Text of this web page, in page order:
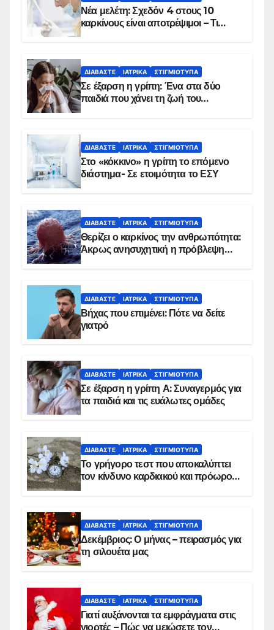
Νέα μελέτη: Σχεδόν 4 στους 10
καρκίνους είναι αποτρέψιμοι – Τι
ΔΙΑΒΆΣΤΕ ΙΑΤΡΙΚΆ ΣΤΙΓΜΙΌΤΥΠΑ
Σε έξαρση η γρίπη: Ένα στα δύο
παιδιά που χάνει τη ζωή του
ΔΙΑΒΆΣΤΕ ΙΑΤΡΙΚΆ ΣΤΙΓΜΙΌΤΥΠΑ
Στο «κόκκινο» η γρίπη το επόμενο
διάστημα- Σε ετοιμότητα το ΕΣΥ
ΔΙΑΒΆΣΤΕ ΙΑΤΡΙΚΆ ΣΤΙΓΜΙΌΤΥΠΑ
Θερίζει ο καρκίνος την ανθρωπότητα:
Άκρως ανησυχητική η πρόβλεψη…
ΔΙΑΒΆΣΤΕ ΙΑΤΡΙΚΆ ΣΤΙΓΜΙΌΤΥΠΑ
Βήχας που επιμένει: Πότε να δείτε
γιατρό
ΔΙΑΒΆΣΤΕ ΙΑΤΡΙΚΆ ΣΤΙΓΜΙΌΤΥΠΑ
Σε έξαρση η γρίπη Α: Συναγερμός για
τα παιδιά και τις ευάλωτες ομάδες
ΔΙΑΒΆΣΤΕ ΙΑΤΡΙΚΆ ΣΤΙΓΜΙΌΤΥΠΑ
Το γρήγορο τεστ που αποκαλύπτει
τον κίνδυνο καρδιακού και πρόωρου
ΔΙΑΒΆΣΤΕ ΙΑΤΡΙΚΆ ΣΤΙΓΜΙΌΤΥΠΑ
Δεκέμβριος: Ο μήνας – πειρασμός για
τη σιλουέτα μας
ΔΙΑΒΆΣΤΕ ΙΑΤΡΙΚΆ ΣΤΙΓΜΙΌΤΥΠΑ
Γιατί αυξάνονται τα εμφράγματα στις
γιορτές – Πώς να μειώσετε τον